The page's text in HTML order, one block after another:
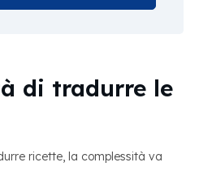
di tradurre le
ricette, la complessità va